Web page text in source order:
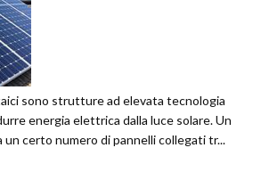
sono strutture ad elevata tecnologia
energia elettrica dalla luce solare. Un
certo numero di pannelli collegati tr...